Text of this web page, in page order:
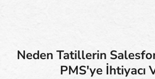
Neden Tatillerin
PMS'ye İhtiyacı